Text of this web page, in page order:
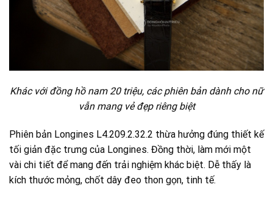
Khác với đồng hồ nam 20 triệu, các phiên bản dành cho nữ
vẫn mang vẻ đẹp riêng biệt
Phiên bản Longines L4.209.2.32.2 thừa hưởng đúng thiết kế
tối giản đặc trưng của Longines. Đồng thời, làm mới một
vài chi tiết để mang đến trải nghiệm khác biệt. Dễ thấy là
kích thước mỏng, chốt dây đeo thon gọn, tinh tế.